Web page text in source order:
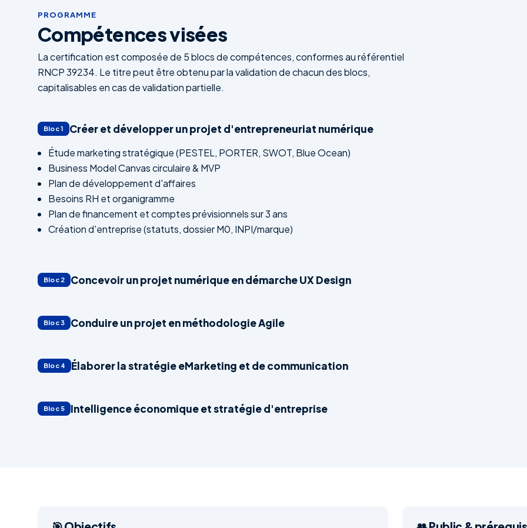
PROGRAMME
Compétences visées
La certification est composée de 5 blocs de compétences, conformes au référentiel
RNCP 39234. Le titre peut être obtenu par la validation de chacun des blocs,
capitalisables en cas de validation partielle.
Bloc 1 Créer et développer un projet d'entrepreneuriat numérique
Étude marketing stratégique (PESTEL, PORTER, SWOT, Blue Ocean)
Business Model Canvas circulaire & MVP
Plan de développement d'affaires
Besoins RH et organigramme
Plan de financement et comptes prévisionnels sur 3 ans
Création d'entreprise (statuts, dossier M0, INPI/marque)
Bloc 2 Concevoir un projet numérique en démarche UX Design
Bloc 3 Conduire un projet en méthodologie Agile
Bloc 4 Élaborer la stratégie eMarketing et de communication
Bloc 5 Intelligence économique et stratégie d'entreprise